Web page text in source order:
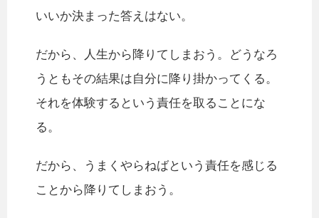
いいか決まった答えはない。
だから、人生から降りてしまおう。どうなろ
うともその結果は自分に降り掛かってくる。
それを体験するという責任を取ることにな
る。
だから、うまくやらねばという責任を感じる
ことから降りてしまおう。